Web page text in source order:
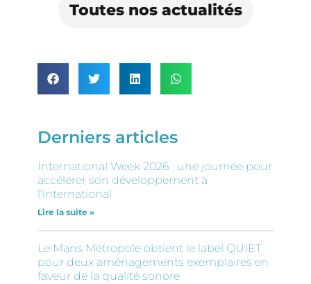
Toutes nos actualités
Derniers articles
International Week 2026 : une journée pour
accélérer son développement à
l’international
Lire la suite »
Le Mans Métropole obtient le label QUIET
pour deux aménagements exemplaires en
faveur de la qualité sonore